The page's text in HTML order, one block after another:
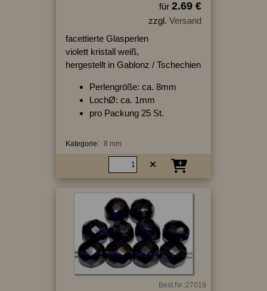
für 2.69 €
zzgl. Versand
facettierte Glasperlen
violett kristall weiß,
hergestellt in Gablonz / Tschechien
Perlengröße: ca. 8mm
LochØ: ca. 1mm
pro Packung 25 St.
Kategorie: 8 mm
Best.Nr.:27019